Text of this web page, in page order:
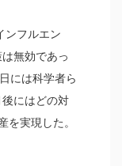
ンフルエン
無効であっ
には科学者ら
にはどの対
実現した。